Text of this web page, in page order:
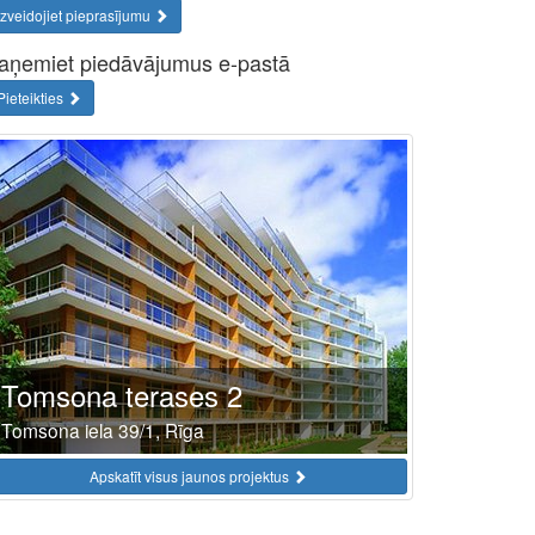
pieprasījumu
piedāvājumus e-pastā
Tomsona terases 2
Tomsona iela 39/1, Rīga
Apskatīt visus jaunos projektus